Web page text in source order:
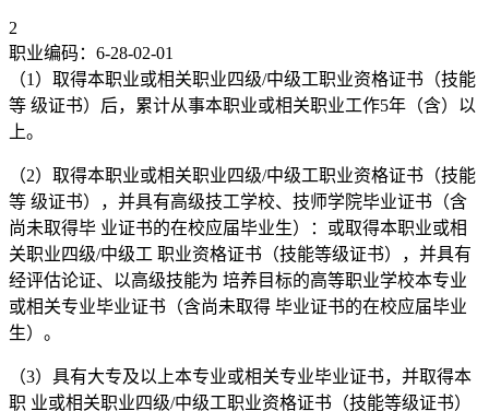
2
职业编码：6-28-02-01
（1）取得本职业或相关职业四级/中级工职业资格证书（技能
等 级证书）后，累计从事本职业或相关职业工作5年（含）以
上。
（2）取得本职业或相关职业四级/中级工职业资格证书（技能
等 级证书），并具有高级技工学校、技师学院毕业证书（含
尚未取得毕 业证书的在校应届毕业生）：或取得本职业或相
关职业四级/中级工 职业资格证书（技能等级证书），并具有
经评估论证、以高级技能为 培养目标的高等职业学校本专业
或相关专业毕业证书（含尚未取得 毕业证书的在校应届毕业
生）。
（3）具有大专及以上本专业或相关专业毕业证书，并取得本
职 业或相关职业四级/中级工职业资格证书（技能等级证书）